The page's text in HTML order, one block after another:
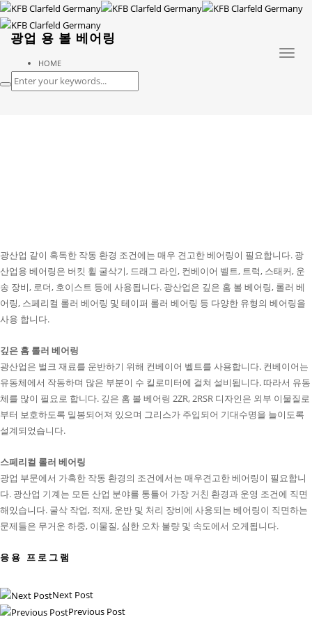
Toggle
광업 용 볼 베어링
HOME
광업 용 볼 베어링
광산업 같이 혹독한 작동 환경 조건에는 매우 견고한 베어링이 필요합니다. 광
산업용 베어링은 버킷 휠 굴삭기, 드래그 라인, 컨베이어 벨트, 트럭, 스태커, 운
송 장비, 로더, 호이스트 등에 사용됩니다. 광산업은 깊은 홈 볼 베어링, 롤러 베
어링, 스페리컬 롤러 베어링 및 테이퍼 롤러 베어링 등 다양한 유형의 베어링을
사용 합니다.
깊은 홈 롤러 베어링
광산업은 벌크 재료를 운반하기 위해 컨베이어 벨트를 사용합니다. 컨베이어는
유동체에서 작동하며 많은 부분이 수 킬로미터에 걸쳐 설비됩니다. 따라서 유동
체를 많이 필요로 합니다. 깊은 홈 볼 베어링 2ZR, 2RSR 디자인은 외부 이물질로
부터 보호하도록 밀봉되어져 있으며 그리스가 주입되어 기대수명을 늘이도록
설계되었습니다.
스페리컬 롤러 베어링
광업 부문에서 가혹한 작동 환경의 조건에서는 매우견고한 베어링이 필요합니
다. 광산업 기계는 모든 산업 분야를 통틀어 가장 거친 환경과 운영 조건에 직면
해있습니다. 굴삭 작업, 적재, 운반 및 처리 장비에 사용되는 베어링이 직면하는
문제들은 무거운 하중, 이물질, 심한 오차 불량 및 속도에서 오게됩니다.
응용 프로그램
Next Post
Previous Post